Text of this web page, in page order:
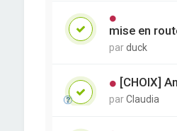
mise en
parduck
[CHOIX]
parClaudia